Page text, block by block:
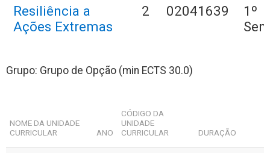
Resiliência a
Ações Extremas
2 02041639
1º
Grupo: Grupo de Opção (min ECTS 30.0)
NOME DA UNIDADE
CURRICULAR
ANO
CÓDIGO DA
UNIDADE
CURRICULAR
DURAÇÃO